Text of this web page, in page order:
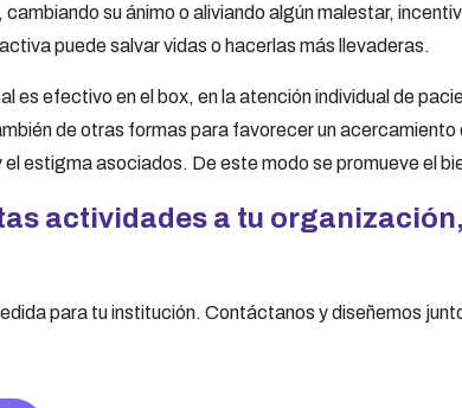
cambiando su ánimo o aliviando algún malestar,
puede salvar vidas o hacerlas más llevaderas.
es efectivo en el box, en la atención individual de
de otras formas para favorecer un acercamiento
estigma asociados. De este modo se promueve el
actividades a tu
para tu institución. Contáctanos y diseñemos